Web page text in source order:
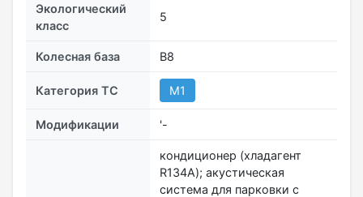
Экологический
класс
5
Колесная база B8
Категория ТС M1
Модификации '-
кондиционер (хладагент
R134A); акустическая
система для парковки с